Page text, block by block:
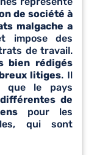
de société à
malgache a
impose des
de travail.
bien rédigés
litiges. Il
que le pays
de
pour les
qui sont